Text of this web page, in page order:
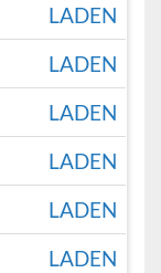
LADEN
LADEN
LADEN
LADEN
LADEN
LADEN